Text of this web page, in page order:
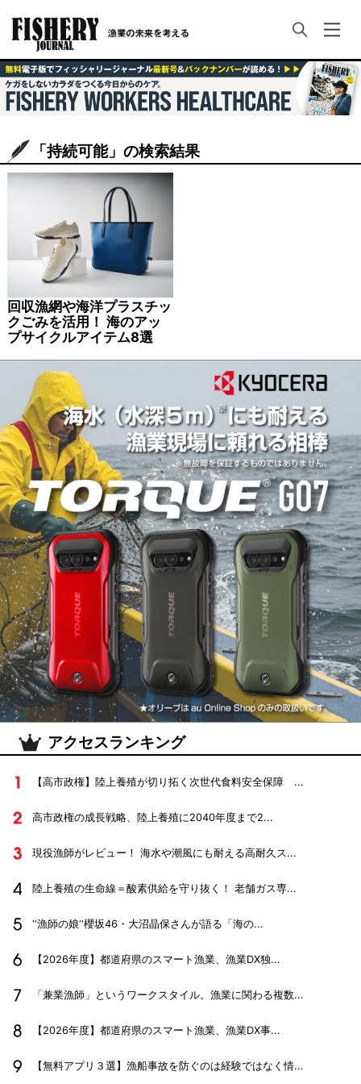
「持続可能」の検索結果
回収漁網や海洋プラスチッ
クごみを活用！ 海のアッ
プサイクルアイテム8選
アクセスランキング
【高市政権】陸上養殖が切り拓く次世代食料安全保障 ...
高市政権の成長戦略、陸上養殖に2040年度まで2...
現役漁師がレビュー！ 海水や潮風にも耐える高耐久ス...
陸上養殖の生命線＝酸素供給を守り抜く！ 老舗ガス専...
‘‘漁師の娘‘‘櫻坂46・大沼晶保さんが語る「海の...
【2026年度】都道府県のスマート漁業、漁業DX独...
「兼業漁師」というワークスタイル。漁業に関わる複数...
【2026年度】都道府県のスマート漁業、漁業DX事...
【無料アプリ３選】漁船事故を防ぐのは経験ではなく情...